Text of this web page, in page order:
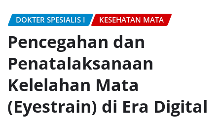
DOKTER SPESIALIS I KESEHATAN MATA
Pencegahan dan
Penatalaksanaan
Kelelahan Mata
(Eyestrain) di Era Digital